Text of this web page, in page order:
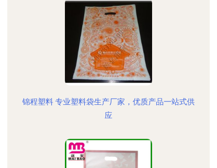
锦程塑料 专业塑料袋生产厂家，优质产品一站式供
应